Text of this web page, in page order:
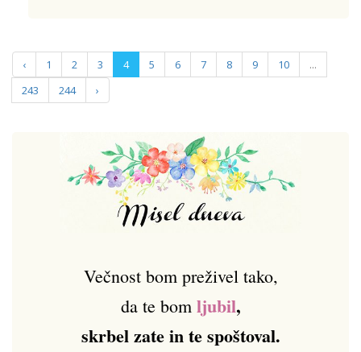
‹ 1 2 3 4 5 6 7 8 9 10
...
243
244 ›
Večnost bom preživel tako,
da te bom ljubil,
skrbel zate in te spoštoval.